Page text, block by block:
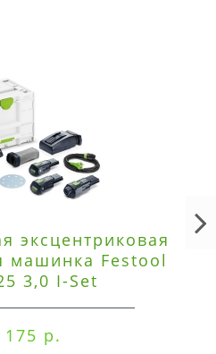
эксцентриковая
машинка Festool
3,0 I-Set
175 р.